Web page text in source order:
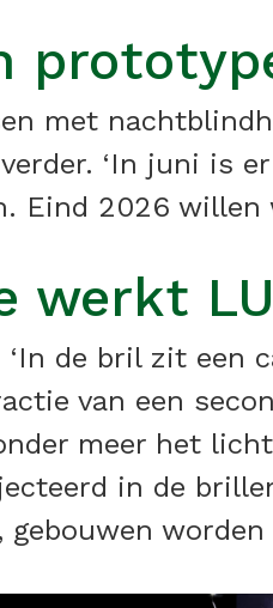
met
‘In juni is
Eind 2026 willen
werkt
‘In de bril zit een
van een
meer het
in de
gebouwen